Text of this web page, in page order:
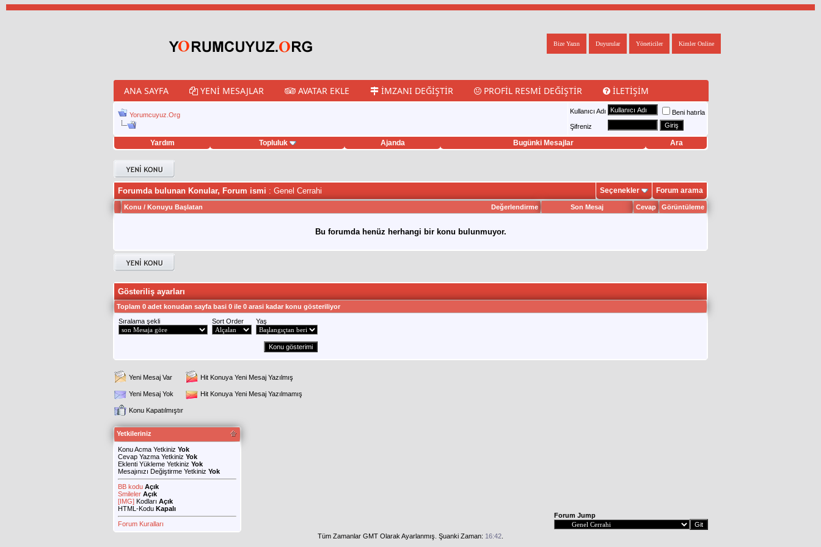
Kimler Online
Yöneticiler
Duyurular
Bize Yazın
ANA SAYFA YENI MESAJLAR AVATAR EKLE İMZANI DEĞIŞTIR PROFIL RESMI DEĞIŞTIR İLETIŞIM
Yorumcuyuz.Org Kullanıcı Adı
Beni hatırla
Şifreniz
Yardım Topluluk Ajanda Bugünki Mesajlar Ara
twitter retweet hilesi
Forumda bulunan Konular, Forum ismi : Genel Cerrahi Seçenekler Forum arama
Değerlendirme
Konu / Konuyu Başlatan Son Mesaj Cevap Görüntüleme
Bu forumda henüz herhangi bir konu bulunmuyor.
Gösteriliş ayarları
Toplam 0 adet konudan sayfa basi 0 ile 0 arasi kadar konu gösteriliyor
Sıralama şekli
Sort Order Yaş
Yeni Mesaj Var Hit Konuya Yeni Mesaj Yazılmış
Yeni Mesaj Yok Hit Konuya Yeni Mesaj Yazılmamış
Konu Kapatılmıştır
Yetkileriniz
Konu Acma Yetkiniz Yok
Cevap Yazma Yetkiniz Yok
Eklenti Yükleme Yetkiniz Yok
Mesajınızı Değiştirme Yetkiniz Yok
BB kodu Açık
Smileler Açık
[IMG] Kodları Açık
HTML-Kodu Kapalı
Forum Kuralları
Forum Jump
Tüm Zamanlar GMT Olarak Ayarlanmış. Şuanki Zaman: 16:42